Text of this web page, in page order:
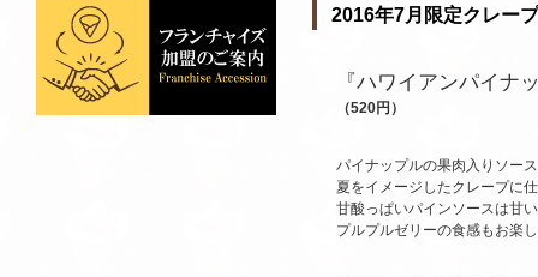
2016年7月限定クレー
『ハワイアンパイナ
（520円）
パイナップルの果肉入りソー
夏をイメージしたクレープに
甘酸っぱいパインソースは甘
プルプルゼリーの食感もお楽